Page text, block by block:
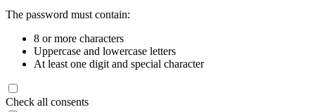
The password must contain:
8 or more characters
Uppercase and lowercase letters
At least one digit and special character
Check all consents